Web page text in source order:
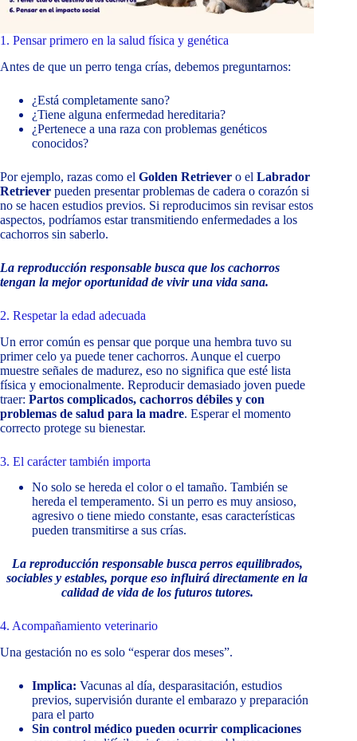
1. Pensar primero en la salud física y genética
Antes de que un perro tenga crías, debemos preguntarnos:
¿Está completamente sano?
¿Tiene alguna enfermedad hereditaria?
¿Pertenece a una raza con problemas genéticos
conocidos?
Por ejemplo, razas como el Golden Retriever o el Labrador
Retriever pueden presentar problemas de cadera o corazón si
no se hacen estudios previos. Si reproducimos sin revisar estos
aspectos, podríamos estar transmitiendo enfermedades a los
cachorros sin saberlo.
La reproducción responsable busca que los cachorros
tengan la mejor oportunidad de vivir una vida sana.
2. Respetar la edad adecuada
Un error común es pensar que porque una hembra tuvo su
primer celo ya puede tener cachorros. Aunque el cuerpo
muestre señales de madurez, eso no significa que esté lista
física y emocionalmente. Reproducir demasiado joven puede
traer: Partos complicados, cachorros débiles y con
problemas de salud para la madre. Esperar el momento
correcto protege su bienestar.
3. El carácter también importa
No solo se hereda el color o el tamaño. También se
hereda el temperamento. Si un perro es muy ansioso,
agresivo o tiene miedo constante, esas características
pueden transmitirse a sus crías.
La reproducción responsable busca perros equilibrados,
sociables y estables, porque eso influirá directamente en la
calidad de vida de los futuros tutores.
4. Acompañamiento veterinario
Una gestación no es solo “esperar dos meses”.
Implica: Vacunas al día, desparasitación, estudios
previos, supervisión durante el embarazo y preparación
para el parto
Sin control médico pueden ocurrir complicaciones